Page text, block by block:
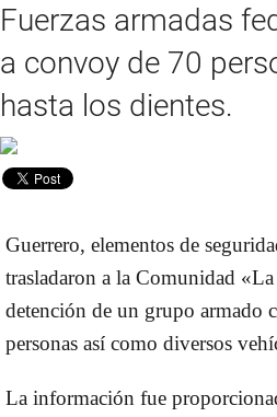
Fuerzas armadas
a convoy de 70
hasta los dientes.
Guerrero, elementos de
trasladaron a la Comunidad
detención de un grupo armado
personas así como diversos
La información fue